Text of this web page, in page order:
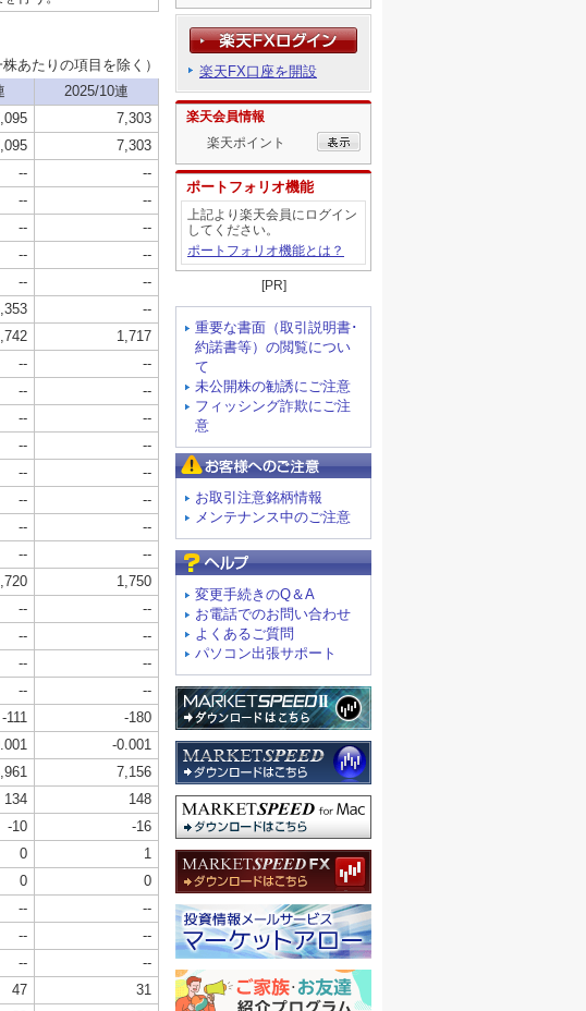
楽天FX口座を開設
楽天会員情報
楽天ポイント
ポートフォリオ機能
上記より楽天会員にログイン
してください。
ポートフォリオ機能とは？
[PR]
重要な書面（取引説明書･
約諾書等）の閲覧につい
て
未公開株の勧誘にご注意
フィッシング詐欺にご注
意
お取引注意銘柄情報
メンテナンス中のご注意
変更手続きのQ＆A
お電話でのお問い合わせ
よくあるご質問
パソコン出張サポート